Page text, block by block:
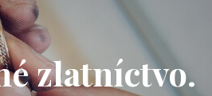
zlatníctvo.